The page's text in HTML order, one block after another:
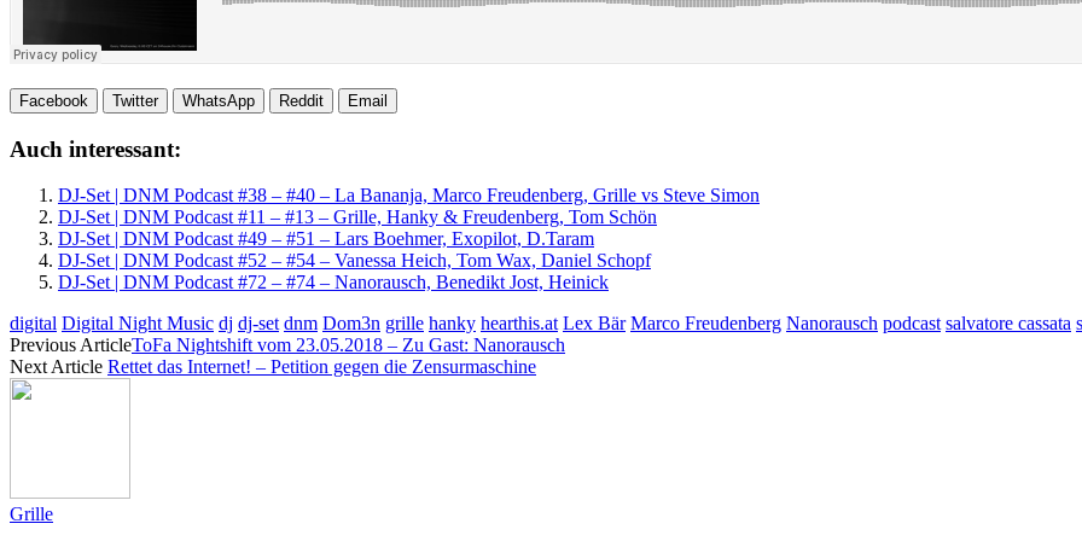
Facebook Twitter WhatsApp Reddit Email
Auch interessant:
DJ-Set | DNM Podcast #38 – #40 – La Bananja, Marco Freudenberg, Grille vs Steve Simon
DJ-Set | DNM Podcast #11 – #13 – Grille, Hanky & Freudenberg, Tom Schön
DJ-Set | DNM Podcast #49 – #51 – Lars Boehmer, Exopilot, D.Taram
DJ-Set | DNM Podcast #52 – #54 – Vanessa Heich, Tom Wax, Daniel Schopf
DJ-Set | DNM Podcast #72 – #74 – Nanorausch, Benedikt Jost, Heinick
digital Digital Night Music dj dj-set dnm Dom3n grille hanky hearthis.at Lex Bär Marco Freudenberg Nanorausch podcast salvatore cassata
Previous ArticleToFa Nightshift vom 23.05.2018 – Zu Gast: Nanorausch
Next Article Rettet das Internet! – Petition gegen die Zensurmaschine
Grille